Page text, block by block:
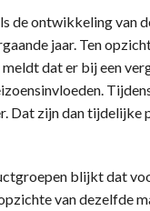
de ontwikkeling van
jaar. Ten
dat er bij een
Dat zijn dan tijdelijke
blijkt dat
van dezelfde